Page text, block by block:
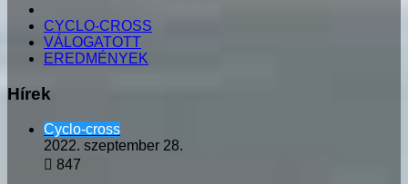
CYCLO-CROSS
VÁLOGATOTT
EREDMÉNYEK
Hírek
Cyclo-cross
2022. szeptember 28.
847